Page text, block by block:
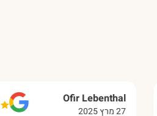
Ofir Lebenthal